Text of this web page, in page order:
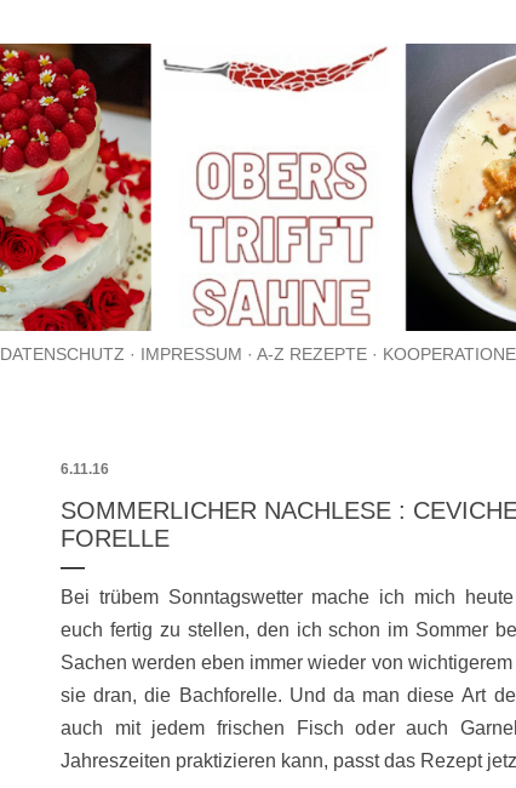
DATENSCHUTZ IMPRESSUM A-Z REZEPTE
6.11.16
SOMMERLICHER NACHLESE :
FORELLE
Bei trübem Sonntagswetter mache ich mich
euch fertig zu stellen, den ich schon im Sommer
Sachen werden eben immer wieder von
sie dran, die Bachforelle. Und da man diese Art
auch mit jedem frischen Fisch oder auch
Jahreszeiten praktizieren kann, passt das Rezept